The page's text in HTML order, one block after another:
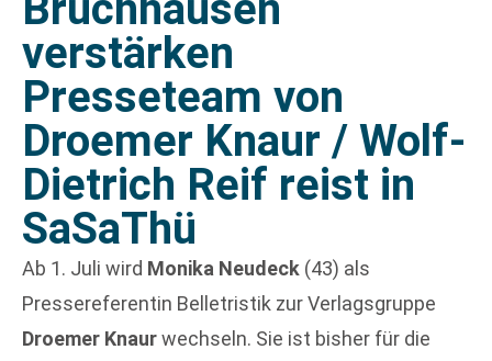
verstärken
Presseteam von
Droemer Knaur / Wolf-
Dietrich Reif reist in
SaSaThü
Ab 1. Juli wird Monika Neudeck (43) als
Pressereferentin Belletristik zur Verlagsgruppe
Droemer Knaurwechseln. Sie ist bisher für die